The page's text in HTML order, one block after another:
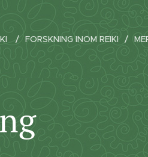
FORSKNING INOM REIKI